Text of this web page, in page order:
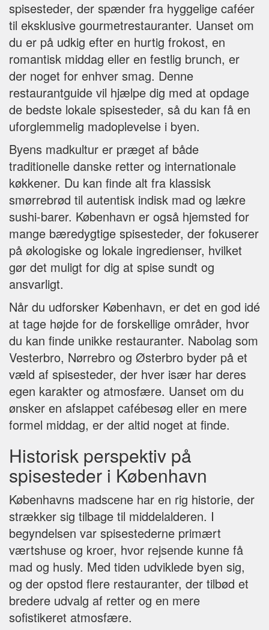
spisesteder, der spænder fra hyggelige caféer
til eksklusive gourmetrestauranter. Uanset om
du er på udkig efter en hurtig frokost, en
romantisk middag eller en festlig brunch, er
der noget for enhver smag. Denne
restaurantguide vil hjælpe dig med at opdage
de bedste lokale spisesteder, så du kan få en
uforglemmelig madoplevelse i byen.
Byens madkultur er præget af både
traditionelle danske retter og internationale
køkkener. Du kan finde alt fra klassisk
smørrebrød til autentisk indisk mad og lækre
sushi-barer. København er også hjemsted for
mange bæredygtige spisesteder, der fokuserer
på økologiske og lokale ingredienser, hvilket
gør det muligt for dig at spise sundt og
ansvarligt.
Når du udforsker København, er det en god idé
at tage højde for de forskellige områder, hvor
du kan finde unikke restauranter. Nabolag som
Vesterbro, Nørrebro og Østerbro byder på et
væld af spisesteder, der hver især har deres
egen karakter og atmosfære. Uanset om du
ønsker en afslappet cafébesøg eller en mere
formel middag, er der altid noget at finde.
Historisk perspektiv på
spisesteder i København
Københavns madscene har en rig historie, der
strækker sig tilbage til middelalderen. I
begyndelsen var spisestederne primært
værtshuse og kroer, hvor rejsende kunne få
mad og husly. Med tiden udviklede byen sig,
og der opstod flere restauranter, der tilbød et
bredere udvalg af retter og en mere
sofistikeret atmosfære.